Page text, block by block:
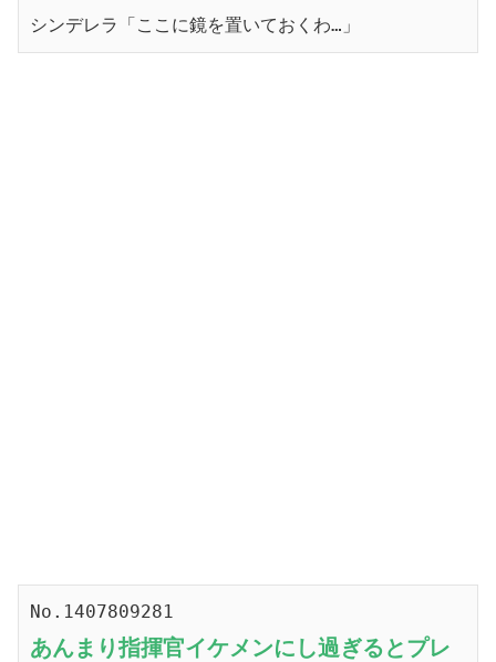
シンデレラ「ここに鏡を置いておくわ…」
No.1407809281
あんまり指揮官イケメンにし過ぎるとプレ